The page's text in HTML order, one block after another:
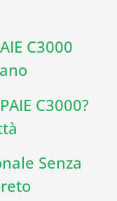
C3000
C3000?
Senza